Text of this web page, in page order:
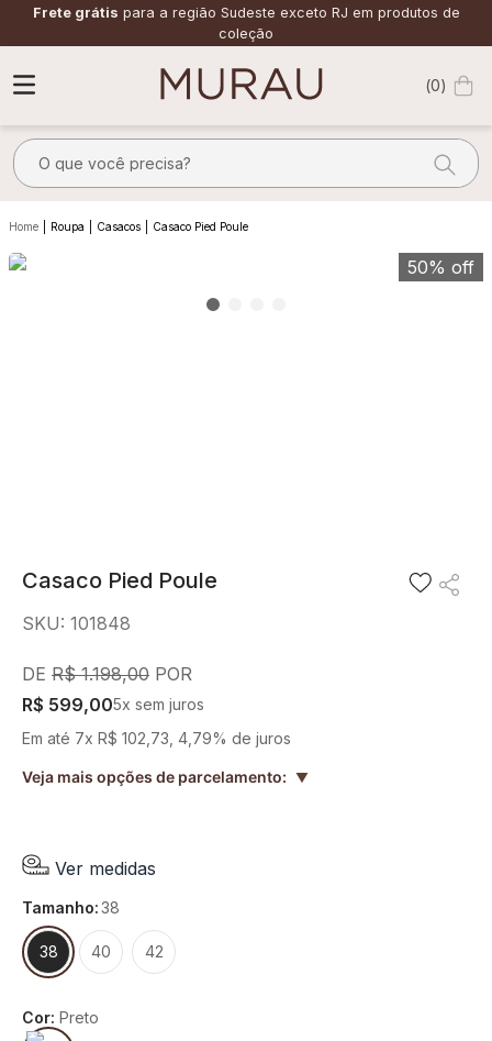
Frete grátis para a região Sudeste exceto RJ em produtos de
coleção
0
O que você precisa?
Roupa Casacos Casaco Pied Poule
50% off
Casaco Pied Poule
SKU: 101848
R$ 1.198,00
R$ 599,005x sem juros
Em até 7x R$ 102 73 4,79% de juros
Veja mais opções de parcelamento: ▲
Ver medidas
tamanho:38
38 40 42
Cor: Preto
10º off white